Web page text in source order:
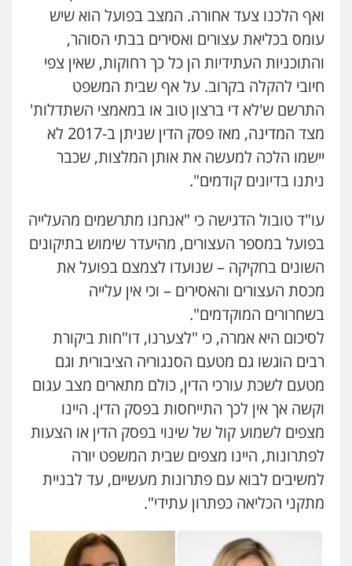
ואף הלכנו צעד אחורה. המצב בפועל הוא שיש
עומס בכליאת עצורים ואסירים בבתי הסוהר,
והתוכניות העתידיות הן כל כך רחוקות, שאין צפי
חיובי להקלה בקרוב. על אף שבית המשפט
התרשם ש'לא די ברצון טוב או במאמצי השתדלות'
מצד המדינה, מאז פסק הדין שניתן ב-2017 לא
יישמו הלכה למעשה את אותן המלצות, שכבר
ניתנו בדיונים קודמים".
עו"ד טובול הדגישה כי "אנחנו מתרשמים מהעלייה
בפועל במספר העצורים, מהיעדר שימוש בתיקונים
השונים בחקיקה – שנועדו לצמצם בפועל את
מכסת העצורים והאסירים – וכי אין עלייה
בשחרורים המוקדמים".
לסיכום היא אמרה, כי "לצערנו, דו"חות ביקורת
רבים הוגשו גם מטעם הסנגוריה הציבורית וגם
מטעם לשכת עורכי הדין, כולם מתארים מצב עגום
וקשה אך אין לכך התייחסות בפסק הדין. היינו
מצפים לשמוע קול של שינוי בפסק הדין או הצעות
לפתרונות, היינו מצפים שבית המשפט יורה
למשיבים לבוא עם פתרונות מעשיים, עד לבניית
מתקני הכליאה כפתרון עתידי".